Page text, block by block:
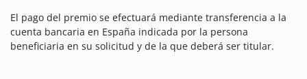
El pago del premio se efectuará mediante transferencia a la
cuenta bancaria en España indicada por la persona
beneficiaria en su solicitud y de la que deberá ser titular.